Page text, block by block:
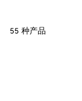
55 种产品